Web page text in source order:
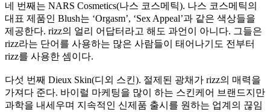
네 번째는 NARS Cosmetics(나스 코스메틱). 나스 코스메틱의
대표 제품인 Blush는 ‘Orgasm’, ‘Sex Appeal’과 같은 색상들을
제공한다. rizz의 얼리 어답터라고 해도 과언이 아니다. 그들은
rizz라는 단어를 사용하는 많은 사람들이 태어나기도 전부터
rizz를 사용한 셈이다.
다섯 번째 Dieux Skin(디외 스킨). 절제된 광채가 rizz의 매력을
가져다 준다. 바이럴 마케팅을 많이 하는 스킨케어 브랜드지만
과학을 내세우며 지속적인 신제품 출시를 원하는 업계의 끊임